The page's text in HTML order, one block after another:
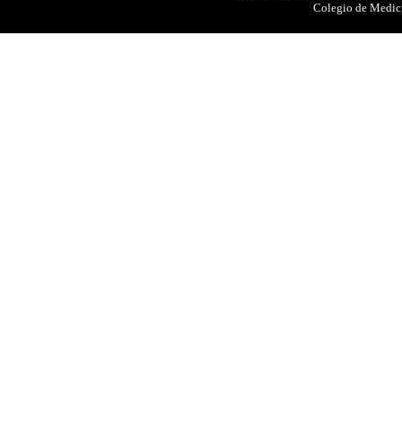
Colegio de